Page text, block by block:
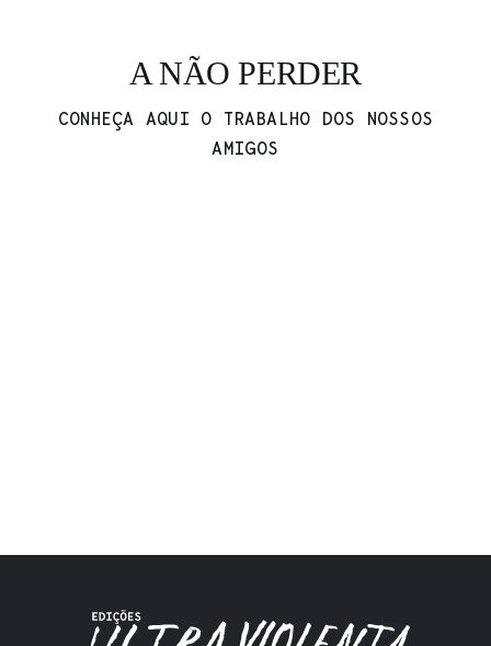
A NÃO PERDER
CONHEÇA AQUI O TRABALHO DOS NOSSOS
AMIGOS